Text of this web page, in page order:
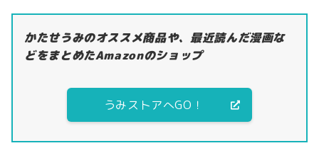
かたせうみのオススメ商品や、最近読んだ漫画な
どをまとめたAmazonのショップ
うみストアへGO！